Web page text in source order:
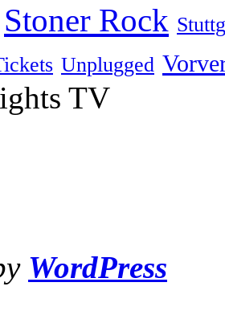
Stoner Rock
Unplugged
TV
WordPress